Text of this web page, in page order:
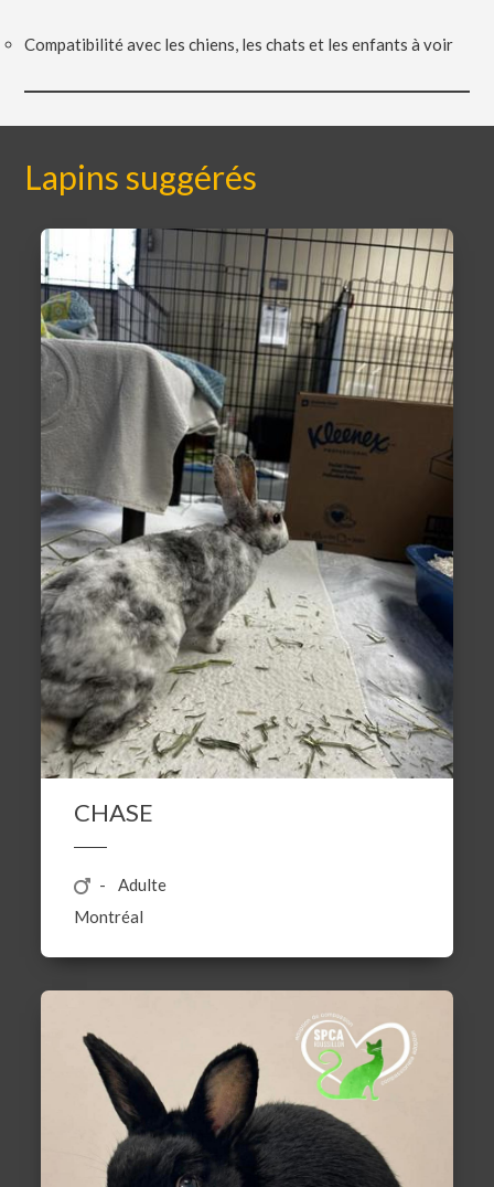
Compatibilité avec les chiens, les chats et les enfants à voir
Lapins suggérés
CHASE
Adulte
Montréal